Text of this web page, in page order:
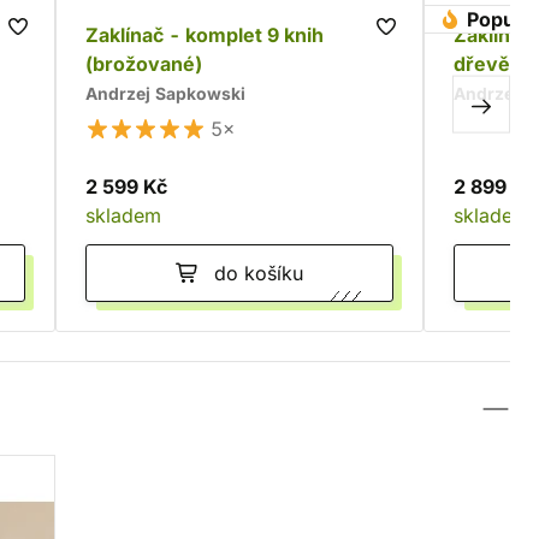
Zaklínač - komplet 9 knih
(brožované)
Andrzej Sapkowski
5×
2 599 Kč
skladem
do košíku
Andrzej
2 899 Kč
skladem